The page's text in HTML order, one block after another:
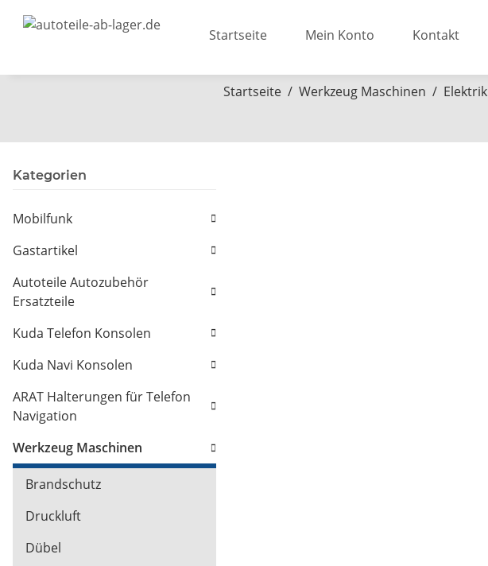
Startseite Mein Konto Kontakt
Startseite Werkzeug Maschinen Elektrik
Kategorien
Mobilfunk
Gastartikel
Autoteile Autozubehör
Ersatzteile
Kuda Telefon Konsolen
Kuda Navi Konsolen
ARAT Halterungen für Telefon
Navigation
Werkzeug Maschinen
Brandschutz
Druckluft
Dübel